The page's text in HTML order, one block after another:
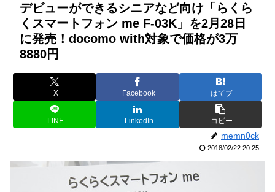
デビューができるシニアなど向け「らくら
くスマートフォン me F-03K」を2月28日
に発売！docomo with対象で価格が3万
8880円
X Facebook はてブ
LINE LinkedIn コピー
memn0ck
2018/02/22 20:25